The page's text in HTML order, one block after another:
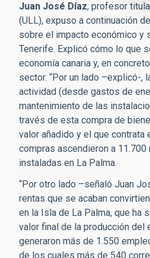
Juan José Díaz, profesor
(ULL), expuso a continuación
sobre el impacto económico y
Tenerife. Explicó cómo lo que
economía canaria y, en
sector. “Por un lado –explicó-
actividad (desde gastos de
mantenimiento de las
través de esta compra de
valor añadido y el que contrata
compras ascendieron a
instaladas en La Palma.
“Por otro lado –señaló Juan
rentas que se acaban
en la Isla de La Palma, que ha
valor final de la producción del
generaron más de 1.550
de los cuales más de 540